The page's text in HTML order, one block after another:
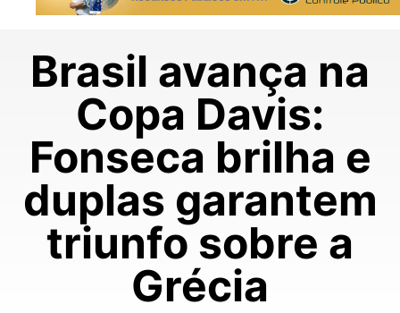
Brasil avança na
Copa Davis:
Fonseca brilha e
duplas garantem
triunfo sobre a
Grécia